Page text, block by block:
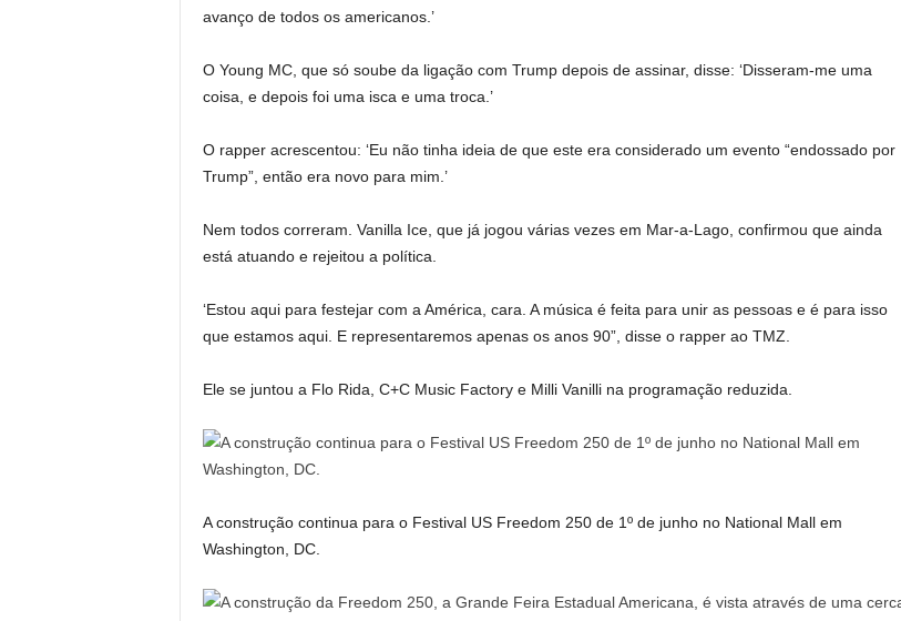
avanço de todos os americanos.’
O Young MC, que só soube da ligação com Trump depois de assinar, disse: ‘Disseram-me uma
coisa, e depois foi uma isca e uma troca.’
O rapper acrescentou: ‘Eu não tinha ideia de que este era considerado um evento “endossado por
Trump”, então era novo para mim.’
Nem todos correram. Vanilla Ice, que já jogou várias vezes em Mar-a-Lago, confirmou que ainda
está atuando e rejeitou a política.
‘Estou aqui para festejar com a América, cara. A música é feita para unir as pessoas e é para isso
que estamos aqui. E representaremos apenas os anos 90”, disse o rapper ao TMZ.
Ele se juntou a Flo Rida, C+C Music Factory e Milli Vanilli na programação reduzida.
A construção continua para o Festival US Freedom 250 de 1º de junho no National Mall em
Washington, DC.